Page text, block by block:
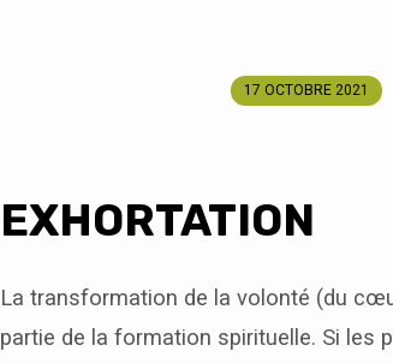
17 OCTOBRE 2021
EXHORTATION
La transformation de la volonté (du
partie de la formation spirituelle. Si les